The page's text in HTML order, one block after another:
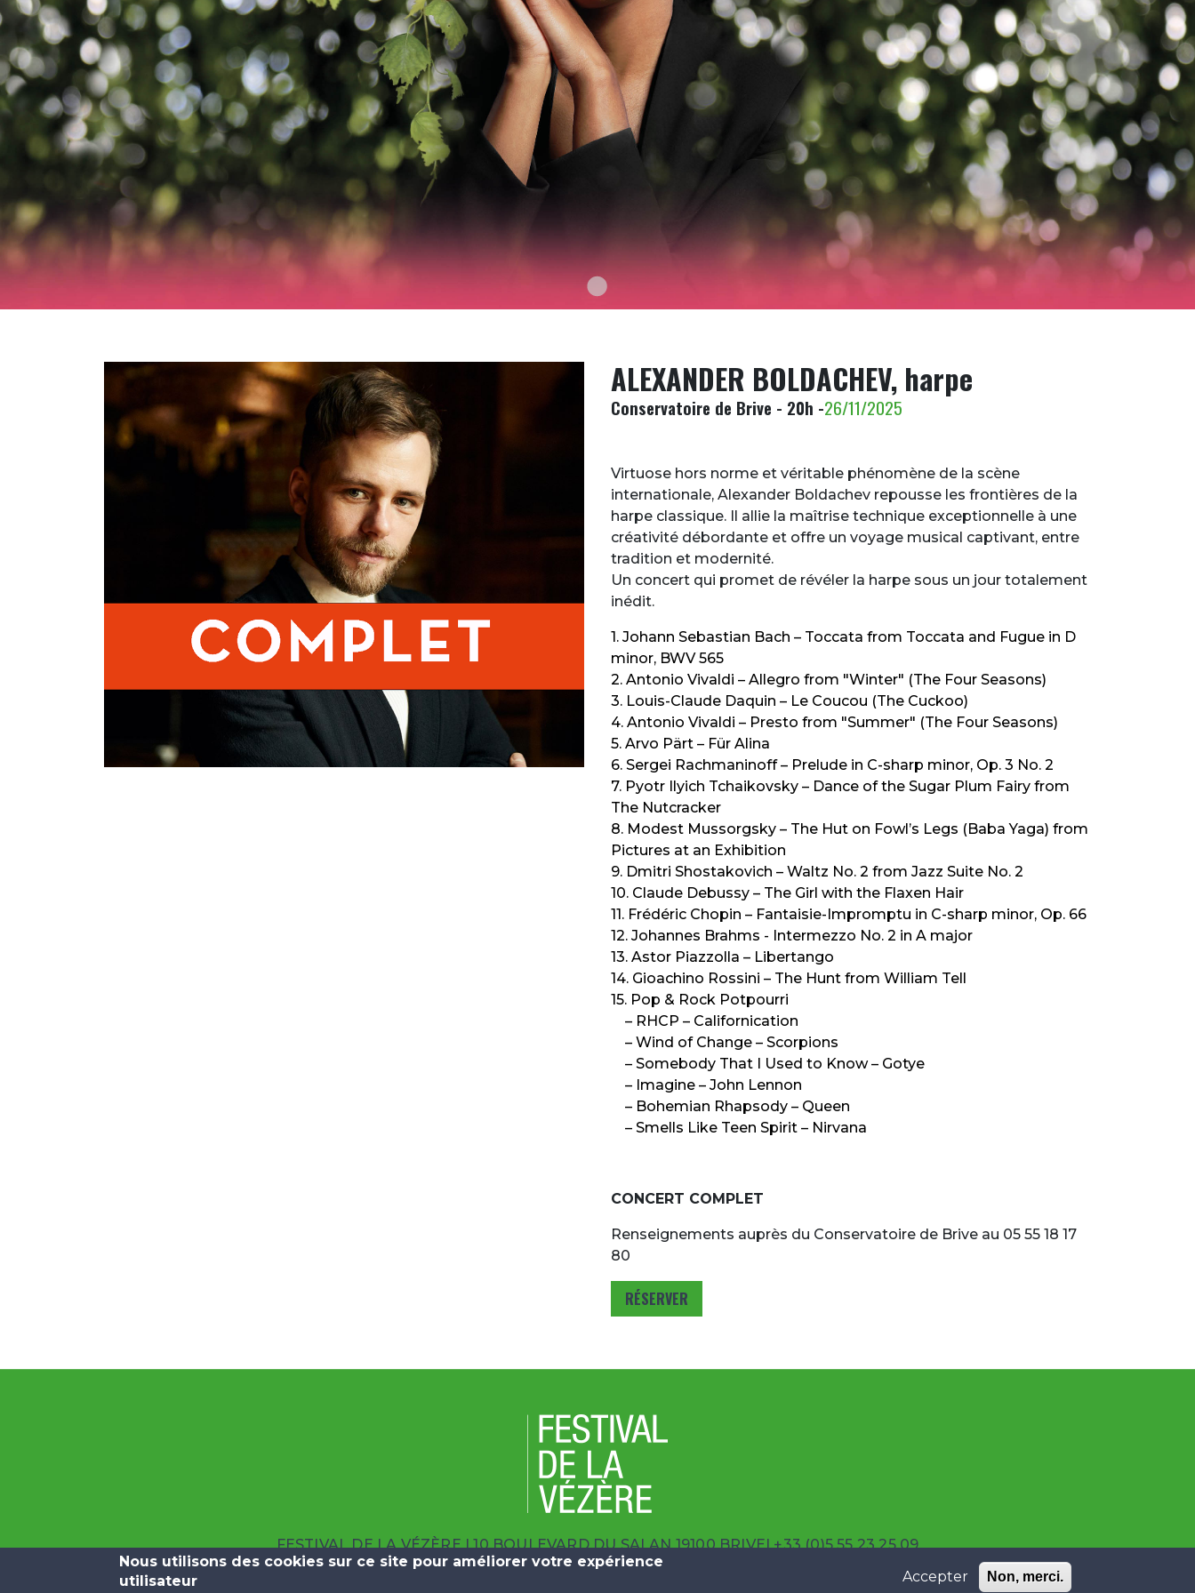
Image ALEXANDER BOLDACHEV, harpe
Conservatoire de Brive - 20h -26/11/2025
Virtuose hors norme et véritable phénomène de la scène
internationale, Alexander Boldachev repousse les frontières de la
harpe classique. Il allie la maîtrise technique exceptionnelle à une
créativité débordante et offre un voyage musical captivant, entre
tradition et modernité.
Un concert qui promet de révéler la harpe sous un jour totalement
inédit.
1. Johann Sebastian Bach – Toccata from Toccata and Fugue in D
minor, BWV 565
2. Antonio Vivaldi – Allegro from "Winter" (The Four Seasons)
3. Louis-Claude Daquin – Le Coucou (The Cuckoo)
4. Antonio Vivaldi – Presto from "Summer" (The Four Seasons)
5. Arvo Pärt – Für Alina
6. Sergei Rachmaninoff – Prelude in C-sharp minor, Op. 3 No. 2
7. Pyotr Ilyich Tchaikovsky – Dance of the Sugar Plum Fairy from
The Nutcracker
8. Modest Mussorgsky – The Hut on Fowl’s Legs (Baba Yaga) from
Pictures at an Exhibition
9. Dmitri Shostakovich – Waltz No. 2 from Jazz Suite No. 2
10. Claude Debussy – The Girl with the Flaxen Hair
11. Frédéric Chopin – Fantaisie-Impromptu in C-sharp minor, Op. 66
12. Johannes Brahms - Intermezzo No. 2 in A major
13. Astor Piazzolla – Libertango
14. Gioachino Rossini – The Hunt from William Tell
15. Pop & Rock Potpourri
– RHCP – Californication
– Wind of Change – Scorpions
– Somebody That I Used to Know – Gotye
– Imagine – John Lennon
– Bohemian Rhapsody – Queen
– Smells Like Teen Spirit – Nirvana
CONCERT COMPLET
Renseignements auprès du Conservatoire de Brive au 05 55 18 17
80
RÉSERVER
FESTIVAL DE LA VÉZÈRE| 10 BOULEVARD DU SALAN 19100 BRIVE|+33 (0)5 55 23 25 09
Nous utilisons des cookies sur ce site pour améliorer votre expérience
utilisateur
Accepter Non, merci.